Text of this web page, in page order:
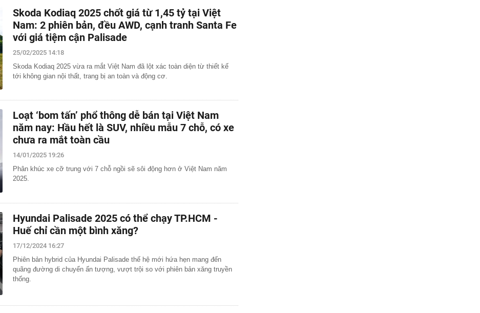
Skoda Kodiaq 2025 chốt giá từ 1,45 tỷ tại Việt
Nam: 2 phiên bản, đều AWD, cạnh tranh Santa Fe
với giá tiệm cận Palisade
25/02/2025 14:18
Skoda Kodiaq 2025 vừa ra mắt Việt Nam đã lột xác toàn diện từ thiết kế
tới không gian nội thất, trang bị an toàn và động cơ.
Loạt ‘bom tấn’ phổ thông dễ bán tại Việt Nam
năm nay: Hầu hết là SUV, nhiều mẫu 7 chỗ, có xe
chưa ra mắt toàn cầu
14/01/2025 19:26
Phân khúc xe cỡ trung với 7 chỗ ngồi sẽ sôi động hơn ở Việt Nam năm
2025.
Hyundai Palisade 2025 có thể chạy TP.HCM -
Huế chỉ cần một bình xăng?
17/12/2024 16:27
Phiên bản hybrid của Hyundai Palisade thế hệ mới hứa hẹn mang đến
quãng đường di chuyển ấn tượng, vượt trội so với phiên bản xăng truyền
thống.